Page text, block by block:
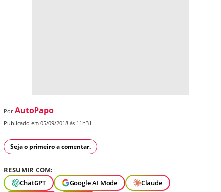
Por AutoPapo
Publicado em 05/09/2018 às 11h31
Seja o primeiro a comentar.
RESUMIR COM:
ChatGPT
Google AI Mode
Claude